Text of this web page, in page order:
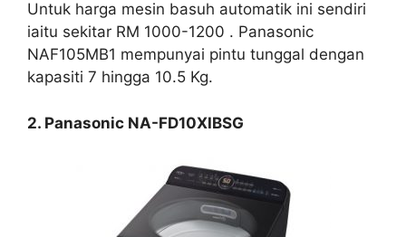
Untuk harga mesin basuh automatik ini sendiri
iaitu sekitar RM 1000-1200 . Panasonic
NAF105MB1 mempunyai pintu tunggal dengan
kapasiti 7 hingga 10.5 Kg.
2. Panasonic NA-FD10XIBSG